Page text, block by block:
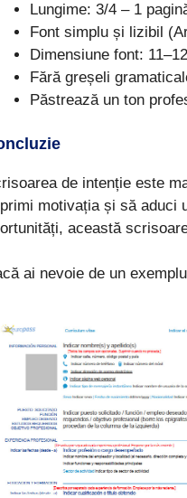
Lungime: 3/4 – 1
Font simplu și lizibil
Dimensiune font:
Fără greșeli
Păstrează un ton
de intenție este
motivația și să aduci
această
ai nevoie de un